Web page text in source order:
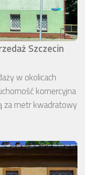
Szczecin
w okolicach
komercyjna
za metr kwadratowy